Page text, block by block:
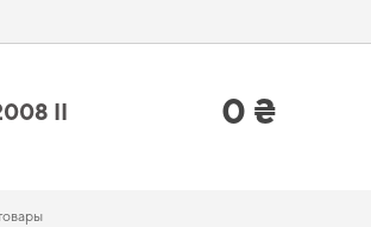
который позволит вам
II
0 ₴